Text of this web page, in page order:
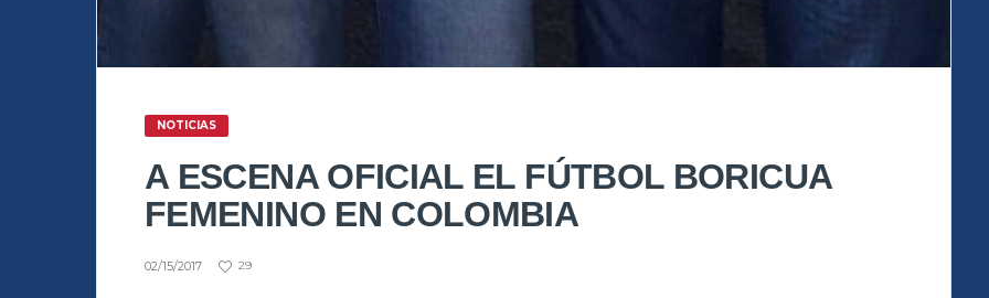
NOTICIAS
A ESCENA OFICIAL EL FÚTBOL BORICUA
FEMENINO EN COLOMBIA
02/15/2017 29